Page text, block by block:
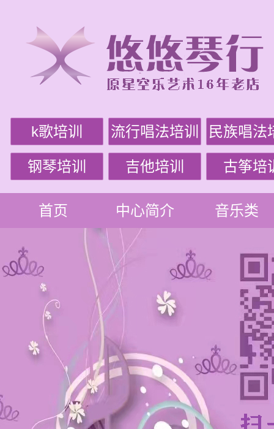
k歌培训 流行唱法培训 民族唱法
钢琴培训 吉他培训 古筝培
首页 中心简介 音乐类